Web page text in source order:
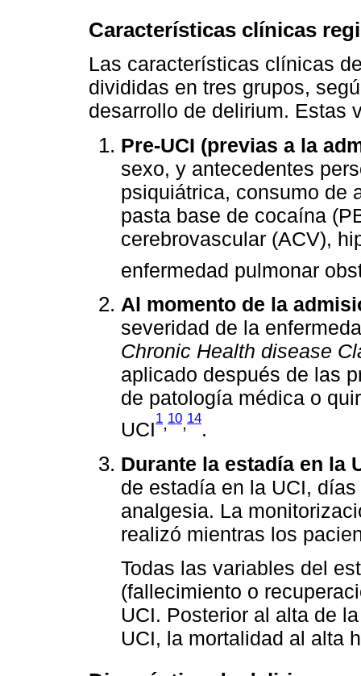
Características clínicas
Las características clínicas
divididas en tres grupos,
desarrollo de delirium. Estas
Pre-UCI (previas a la
sexo, y antecedentes
psiquiátrica, consumo de
pasta base de cocaína
cerebrovascular (ACV),
enfermedad pulmonar
Al momento de la
severidad de la
Chronic Health disease
aplicado después de las
de patología médica o
UCI
1,10,14
.
Durante la estadía en la
de estadía en la UCI,
analgesia. La
realizó mientras los
Todas las variables del
(fallecimiento o
UCI. Posterior al alta de
UCI, la mortalidad al alta